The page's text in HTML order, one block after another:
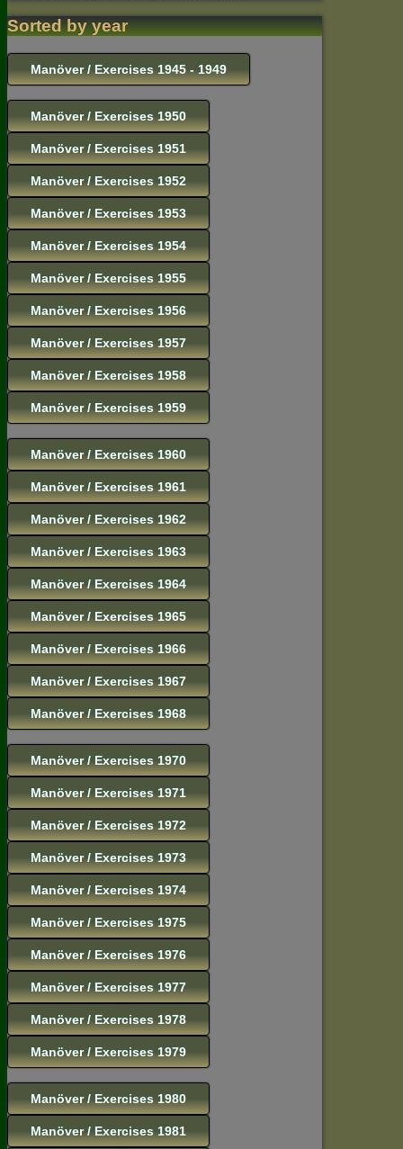
Sorted by year
Manöver / Exercises 1945 - 1949
Manöver / Exercises 1950
Manöver / Exercises 1951
Manöver / Exercises 1952
Manöver / Exercises 1953
Manöver / Exercises 1954
Manöver / Exercises 1955
Manöver / Exercises 1956
Manöver / Exercises 1957
Manöver / Exercises 1958
Manöver / Exercises 1959
Manöver / Exercises 1960
Manöver / Exercises 1961
Manöver / Exercises 1962
Manöver / Exercises 1963
Manöver / Exercises 1964
Manöver / Exercises 1965
Manöver / Exercises 1966
Manöver / Exercises 1967
Manöver / Exercises 1968
Manöver / Exercises 1970
Manöver / Exercises 1971
Manöver / Exercises 1972
Manöver / Exercises 1973
Manöver / Exercises 1974
Manöver / Exercises 1975
Manöver / Exercises 1976
Manöver / Exercises 1977
Manöver / Exercises 1978
Manöver / Exercises 1979
Manöver / Exercises 1980
Manöver / Exercises 1981